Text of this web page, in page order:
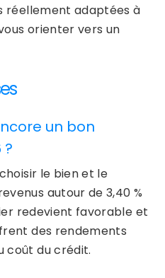
réellement adaptées à
orienter vers un
un bon
le bien et le
autour de 3,40 %
redevient favorable et
des rendements
coût du crédit.